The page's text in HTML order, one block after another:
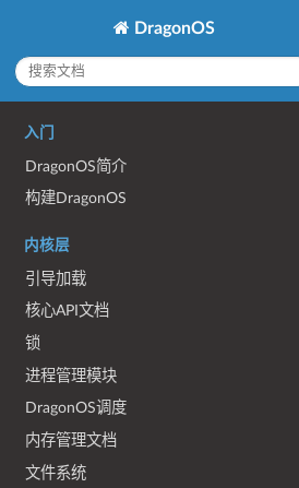
DragonOS
入门
DragonOS简介
构建DragonOS
内核层
引导加载
核心API文档
锁
进程管理模块
DragonOS调度
内存管理文档
文件系统